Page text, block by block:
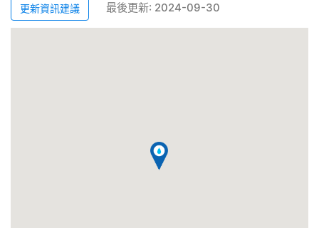
更新資訊建議 最後更新: 2024-09-30